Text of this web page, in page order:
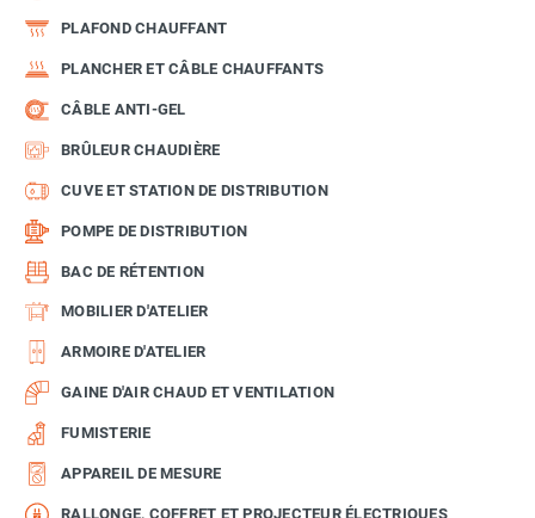
PLAFOND CHAUFFANT
PLANCHER ET CÂBLE CHAUFFANTS
CÂBLE ANTI-GEL
BRÛLEUR CHAUDIÈRE
CUVE ET STATION DE DISTRIBUTION
POMPE DE DISTRIBUTION
BAC DE RÉTENTION
MOBILIER D'ATELIER
ARMOIRE D'ATELIER
GAINE D'AIR CHAUD ET VENTILATION
FUMISTERIE
APPAREIL DE MESURE
RALLONGE, COFFRET ET PROJECTEUR ÉLECTRIQUES